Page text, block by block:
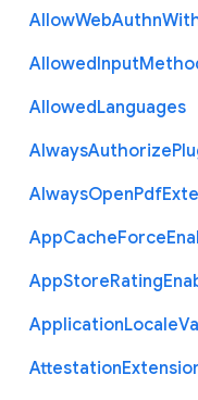
AllowWebAuthn
AllowedInput
AllowedLanguages
AlwaysAuthorize
AlwaysOpenPdf
AppCacheForce
AppStoreRating
ApplicationLocale
Attestation